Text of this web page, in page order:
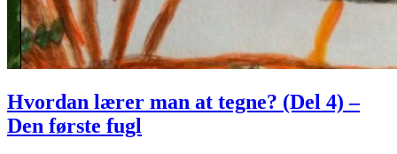
Hvordan lærer man at tegne? (Del 4) –
Den første fugl